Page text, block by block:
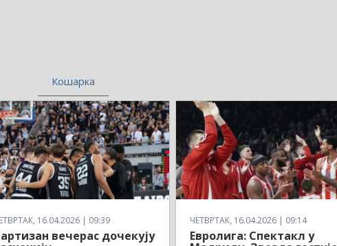
Кошарка
16.04.2026 | 09:39
вечерас дочекују
ЧЕТВРТАК, 16.04.2026 | 09:14
Евролига: Спектакл у